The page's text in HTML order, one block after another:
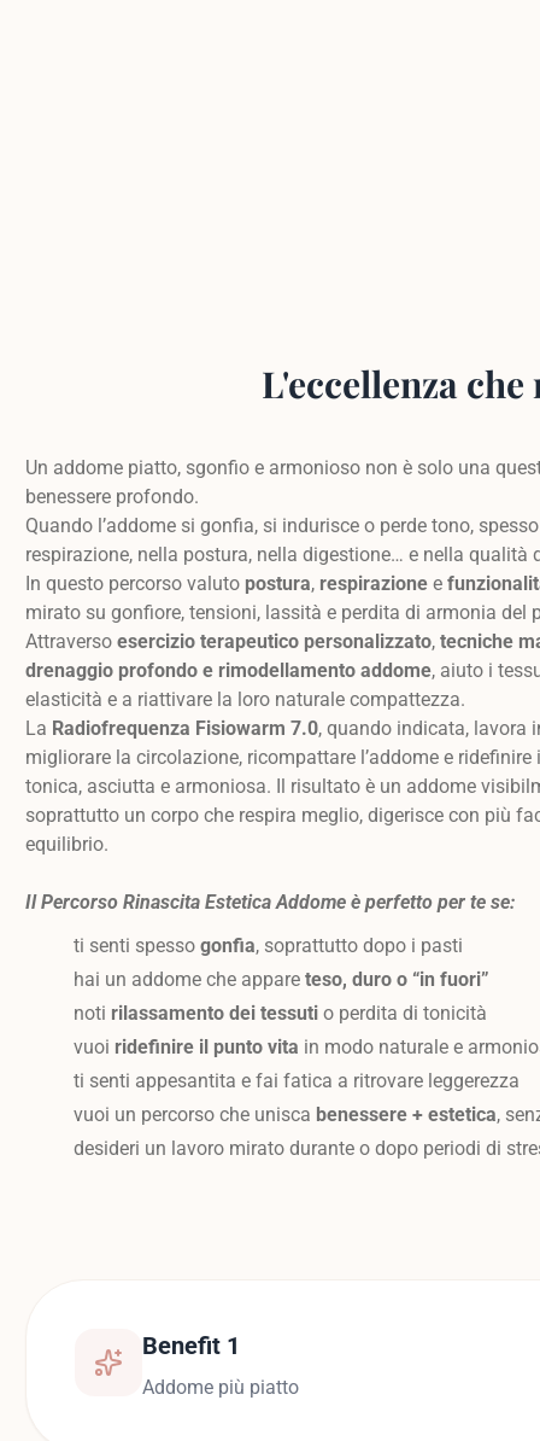
L'eccellenza
Un addome piatto, sgonfio e armonioso non è solo una
benessere profondo.
Quando l’addome si gonfia, si indurisce o perde tono,
respirazione, nella postura, nella digestione… e nella qualità
In questo percorso valuto postura, respirazionee
mirato su gonfiore, tensioni, lassità e perdita di armonia del
Attraverso esercizio terapeutico personalizzato, tecniche
drenaggio profondo e rimodellamento addome, aiuto i
elasticità e a riattivare la loro naturale compattezza.
La Radiofrequenza Fisiowarm 7.0, quando indicata, lavora
migliorare la circolazione, ricompattare l’addome e
tonica, asciutta e armoniosa. Il risultato è un addome
soprattutto un corpo che respira meglio, digerisce con più
equilibrio.
Il Percorso Rinascita Estetica Addome è perfetto per te se:
ti senti spesso gonfia, soprattutto dopo i pasti
hai un addome che appare teso, duro o “in fuori”
noti rilassamento dei tessutio perdita di tonicità
vuoi ridefinire il punto vita in modo naturale e
ti senti appesantita e fai fatica a ritrovare leggerezza
vuoi un percorso che unisca benessere + estetica,
desideri un lavoro mirato durante o dopo periodi di
Benefit 1
Addome più piatto